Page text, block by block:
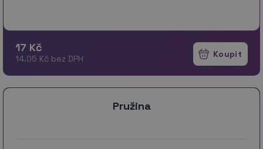
17 Kč
14.05 Kč bez DPH
Pružina